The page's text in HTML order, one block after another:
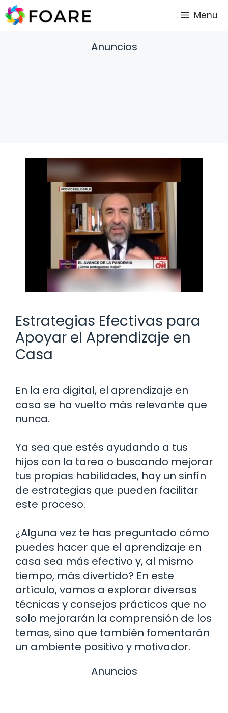
Saltar
al
Menu
Anuncios
Estrategias Efectivas para
Apoyar el Aprendizaje en
Casa
En la era digital, el aprendizaje en
casa se ha vuelto más relevante que
nunca.
Ya sea que estés ayudando a tus
hijos con la tarea o buscando mejorar
tus propias habilidades, hay un sinfín
de estrategias que pueden facilitar
este proceso.
¿Alguna vez te has preguntado cómo
puedes hacer que el aprendizaje en
casa sea más efectivo y, al mismo
tiempo, más divertido? En este
artículo, vamos a explorar diversas
técnicas y consejos prácticos que no
solo mejorarán la comprensión de los
temas, sino que también fomentarán
un ambiente positivo y motivador.
Anuncios